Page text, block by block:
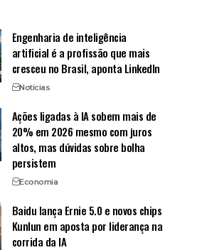
Engenharia de inteligência
artificial é a profissão que mais
cresceu no Brasil, aponta LinkedIn
Notícias
Ações ligadas à IA sobem mais de
20% em 2026 mesmo com juros
altos, mas dúvidas sobre bolha
persistem
Economia
Baidu lança Ernie 5.0 e novos chips
Kunlun em aposta por liderança na
corrida da IA